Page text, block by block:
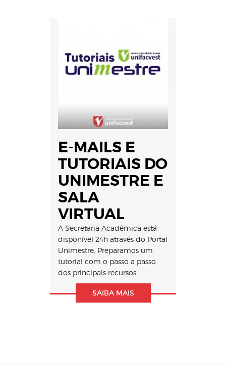
E-MAILS E
TUTORIAIS DO
UNIMESTRE E
SALA
VIRTUAL
A Secretaria Acadêmica está
disponível 24h através do Portal
Unimestre. Preparamos um
tutorial com o passo a passo
dos principais recursos…
SAIBA MAIS